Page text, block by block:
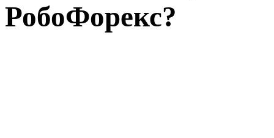
РобоФорекс?